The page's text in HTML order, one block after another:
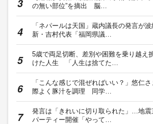
の無い部位”を摘出 脳…
「ネパールは天国」蔵内議長の発言が
新・吉村代表「福岡県議…
5歳で両足切断、差別や困難を乗り越え
けた人生 「人生は捨てた…
「こんな感じで混ぜればいい？」悠仁
際よく豚汁を調理 同学…
発言は「きれいに切り取られた」…地震
パーティー開催「やって…